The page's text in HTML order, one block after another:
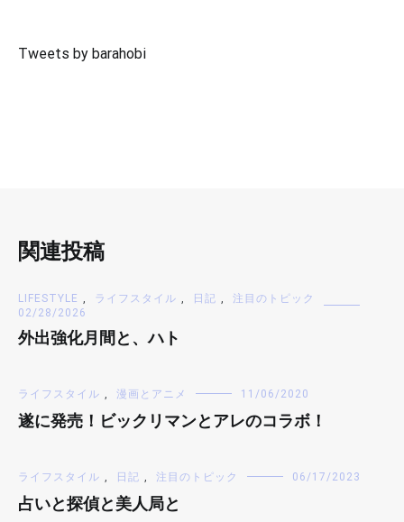
Tweets by barahobi
関連投稿
LIFESTYLE , ライフスタイル , 日記 ,
注目のトピック
02/28/2026
外出強化月間と、ハト
ライフスタイル , 漫画とアニメ 11/06/2020
遂に発売！ビックリマンとアレのコラボ！
ライフスタイル , 日記 , 注目のトピック 06/17/2023
占いと探偵と美人局と